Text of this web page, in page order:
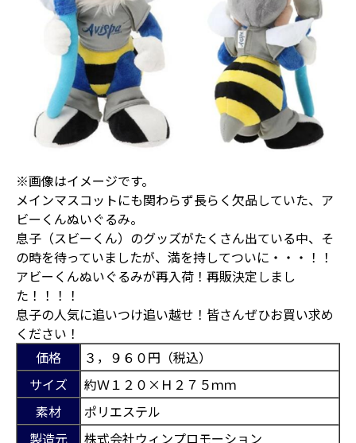
※画像はイメージです。
メインマスコットにも関わらず長らく欠品していた、ア
ビーくんぬいぐるみ。
息子（スビーくん）のグッズがたくさん出ている中、そ
の時を待っていましたが、満を持してついに・・・！！
アビーくんぬいぐるみが再入荷！再販決定しまし
た！！！！
息子の人気に追いつけ追い越せ！皆さんぜひお買い求め
ください！
価格
３，９６０円（税込）
サイズ
約Ｗ１２０×Ｈ２７５ｍｍ
素材
ポリエステル
製造元
株式会社ウィンプロモーション